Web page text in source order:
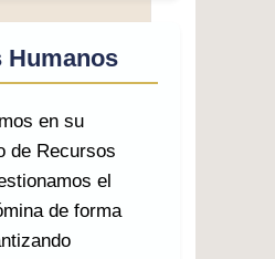
Humanos
en su
de Recursos
el
de forma